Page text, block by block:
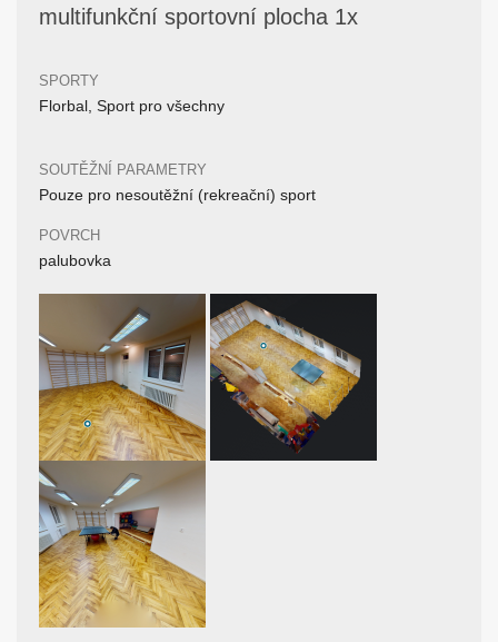
multifunkční sportovní plocha 1x
SPORTY
Florbal, Sport pro všechny
SOUTĚŽNÍ PARAMETRY
Pouze pro nesoutěžní (rekreační) sport
POVRCH
palubovka